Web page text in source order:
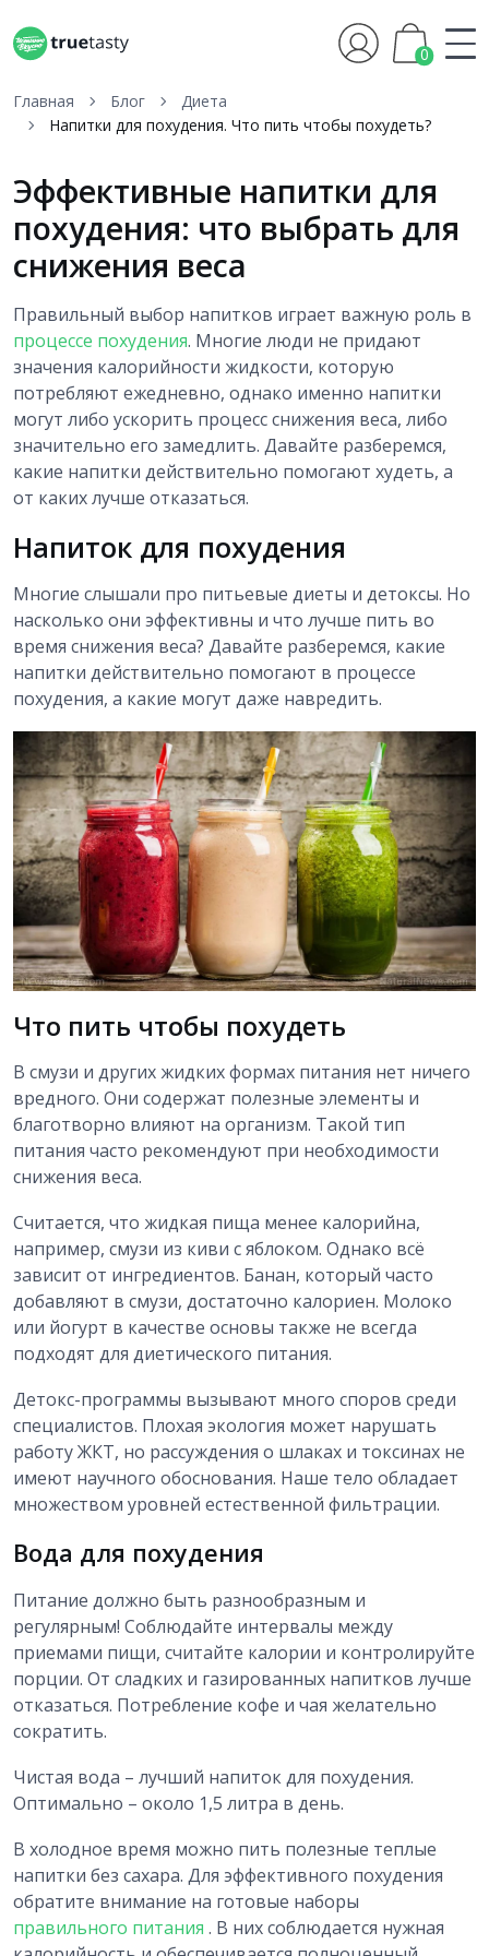
0
Главная Блог
Диета
Напитки для похудения. Что пить чтобы похудеть?
Эффективные напитки для
похудения: что выбрать для
снижения веса
Правильный выбор напитков играет важную роль в
процессе похудения. Многие люди не придают
значения калорийности жидкости, которую
потребляют ежедневно, однако именно напитки
могут либо ускорить процесс снижения веса, либо
значительно его замедлить. Давайте разберемся,
какие напитки действительно помогают худеть, а
от каких лучше отказаться.
Напиток для похудения
Многие слышали про питьевые диеты и детоксы. Но
насколько они эффективны и что лучше пить во
время снижения веса? Давайте разберемся, какие
напитки действительно помогают в процессе
похудения, а какие могут даже навредить.
Что пить чтобы похудеть
В смузи и других жидких формах питания нет ничего
вредного. Они содержат полезные элементы и
благотворно влияют на организм. Такой тип
питания часто рекомендуют при необходимости
снижения веса.
Считается, что жидкая пища менее калорийна,
например, смузи из киви с яблоком. Однако всё
зависит от ингредиентов. Банан, который часто
добавляют в смузи, достаточно калориен. Молоко
или йогурт в качестве основы также не всегда
подходят для диетического питания.
Детокс-программы вызывают много споров среди
специалистов. Плохая экология может нарушать
работу ЖКТ, но рассуждения о шлаках и токсинах не
имеют научного обоснования. Наше тело обладает
множеством уровней естественной фильтрации.
Вода для похудения
Питание должно быть разнообразным и
регулярным! Соблюдайте интервалы между
приемами пищи, считайте калории и контролируйте
порции. От сладких и газированных напитков лучше
отказаться. Потребление кофе и чая желательно
сократить.
Чистая вода – лучший напиток для похудения.
Оптимально – около 1,5 литра в день.
В холодное время можно пить полезные теплые
напитки без сахара. Для эффективного похудения
обратите внимание на готовые наборы
правильного питания . В них соблюдается нужная